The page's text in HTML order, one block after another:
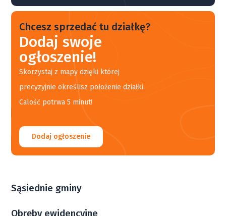
Chcesz sprzedać tu działkę?
Dodaj swoje
ogłoszenie!
Skorzystaj z mapy dzięki której
precyzyjnie określisz położenie działki.
Calość potrwa 5 minut!
Dodaj ogłoszenie
Sąsiednie gminy
Obręby ewidencyjne